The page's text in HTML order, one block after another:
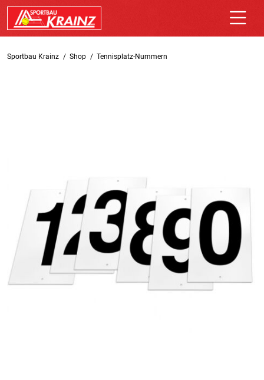
Sportbau Krainz Shop Tennisplatz-Nummern